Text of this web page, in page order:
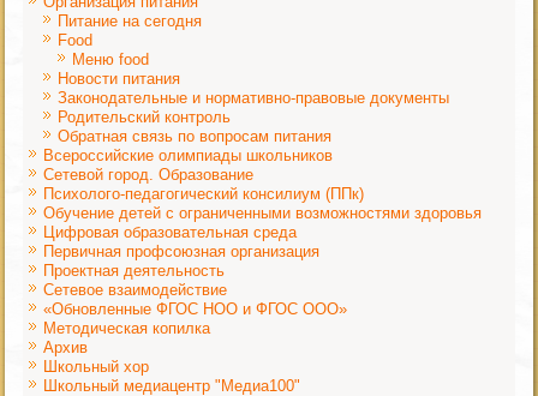
Питание на сегодня
Food
Меню food
Новости питания
Законодательные и нормативно-правовые документы
Родительский контроль
Обратная связь по вопросам питания
Всероссийские олимпиады школьников
Сетевой город. Образование
Психолого-педагогический консилиум (ППк)
Обучение детей с ограниченными возможностями здоровья
Цифровая образовательная среда
Первичная профсоюзная организация
Проектная деятельность
Сетевое взаимодействие
«Обновленные ФГОС НОО и ФГОС ООО»
Методическая копилка
Архив
Школьный хор
Школьный медиацентр "Медиа100"